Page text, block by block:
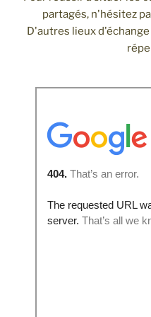
partagés, n'hésitez
D'autres lieux